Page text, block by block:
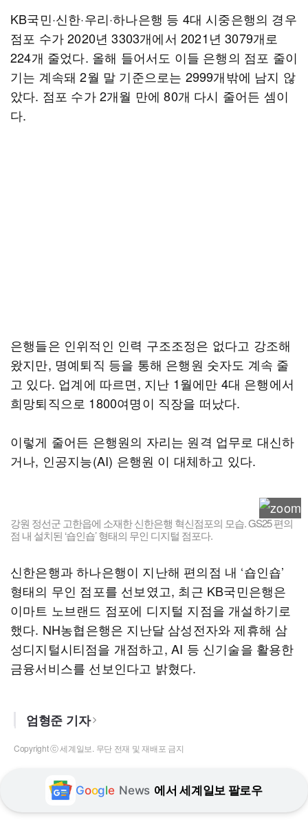
KB국민·신한·우리·하나은행 등 4대 시중은행의 경우
점포 수가 2020년 3303개에서 2021년 3079개로
224개 줄었다. 올해 들어서도 이들 은행의 점포 줄이
기는 계속돼 2월 말 기준으로는 2999개밖에 남지 않
았다. 점포 수가 2개월 만에 80개 다시 줄어든 셈이
다.
은행들은 인위적인 인력 구조조정은 없다고 강조해
왔지만, 명예퇴직 등을 통해 은행원 숫자도 계속 줄
고 있다. 업계에 따르면, 지난 1월에만 4대 은행에서
희망퇴직으로 1800여명이 직장을 떠났다.
이렇게 줄어든 은행원의 자리는 원격 업무로 대신하
거나, 인공지능(AI) 은행원 이 대체하고 있다.
강원 정선군 고한읍에 소재한 신한은행 혁신점포의 모습. GS25 편의
점 내 설치된 ‘숍인숍’ 형태의 무인 디지털 점포다.
신한은행과 하나은행이 지난해 편의점 내 ‘숍인숍’
형태의 무인 점포를 선보였고, 최근 KB국민은행은
이마트 노브랜드 점포에 디지털 지점을 개설하기로
했다. NH농협은행은 지난달 삼성전자와 제휴해 삼
성디지털시티점을 개점하고, AI 등 신기술을 활용한
금융서비스를 선보인다고 밝혔다.
엄형준 기자
Copyright ⓒ 세계일보. 무단 전재 및 재배포 금지
Google News 에서 세계일보 팔로우